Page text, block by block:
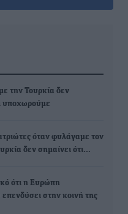
την Τουρκία δεν
υποχωρούμε
όταν φυλάγαμε τον
δεν σημαίνει ότι…
ότι η Ευρώπη
επενδύσει στην κοινή της